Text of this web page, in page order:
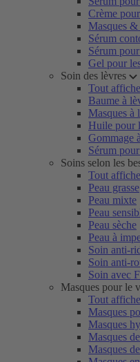
Crème
Masques
Sérum
Sérum
Gel pour
Soin des lèvres
Tout
Baume à
Masques à
Huile pour
Gommage
Sérum
Soins selon les
Tout
Peau grasse
Peau mixte
Peau
Peau sèche
Peau à
Soin anti-
Soin anti-
Soin avec
Masques pour le
Tout
Masques
Masques
Masques
Masques